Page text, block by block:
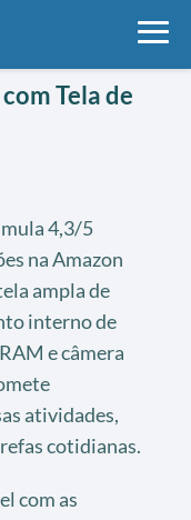
Tela de
4,3/5
na Amazon
ampla de
interno de
e câmera
atividades,
cotidianas.
com as